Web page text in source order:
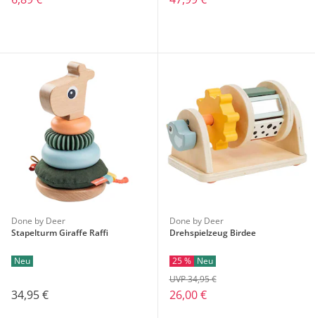
Done by Deer
Stapelturm Giraffe Raffi
Neu
34,95 €
Done by Deer
Drehspielzeug Birdee
25 % Neu
26,00 €
UVP 34,95 €